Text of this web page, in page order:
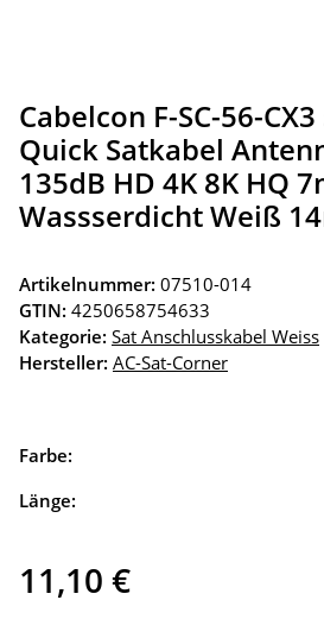
Cabelcon F-SC-56-
Quick Satkabel
135dB HD 4K 8K HQ
Wassserdicht Weiß
Artikelnummer: 07510-014
GTIN: 4250658754633
Kategorie: Sat Anschlusskabel Weiss
Hersteller: AC-Sat-Corner
Farbe:
Länge:
11,10 €